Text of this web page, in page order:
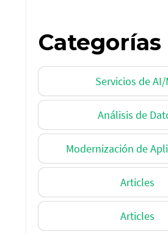
Categorías
Servicios de AI/
Análisis de
Modernización de
Articles
Articles